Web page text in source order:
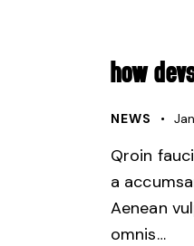
HOW
NEWS
Qroin
a
Aenean
omnis…